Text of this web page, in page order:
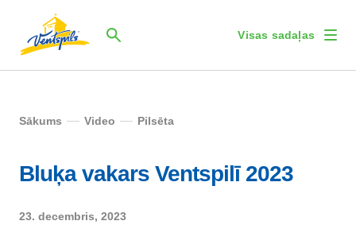
Visas sadaļas
Sākums Video Pilsēta
Bluķa vakars Ventspilī 2023
23. decembris, 2023